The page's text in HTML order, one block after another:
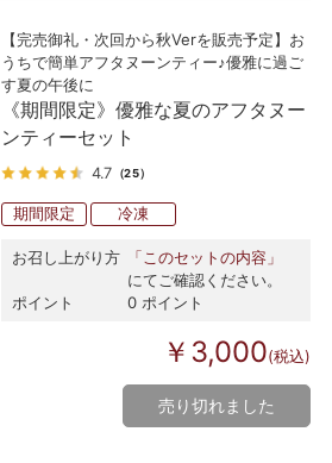
【完売御礼・次回から秋Verを販売予定】お
うちで簡単アフタヌーンティー♪優雅に過ご
す夏の午後に
《期間限定》優雅な夏のアフタヌー
ンティーセット
4.7 （25）
期間限定 冷凍
お召し上がり方
「このセットの内容」
にてご確認ください。
ポイント
0 ポイント
￥3,000(税込)
売り切れました